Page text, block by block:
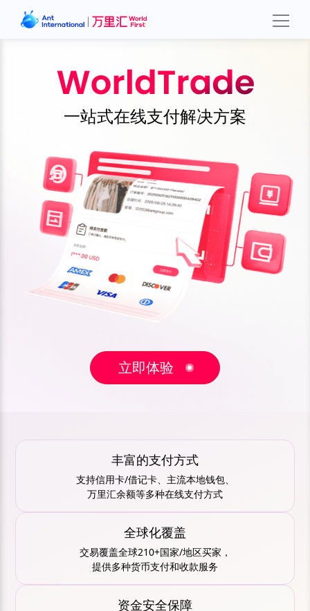
一站式在线支付解决方案
立即体验
丰富的支付方式
支持信用卡/借记卡、主流本地钱包、
万里汇余额等多种在线支付方式
全球化覆盖
交易覆盖全球210+国家/地区买家，
提供多种货币支付和收款服务
资金安全保障